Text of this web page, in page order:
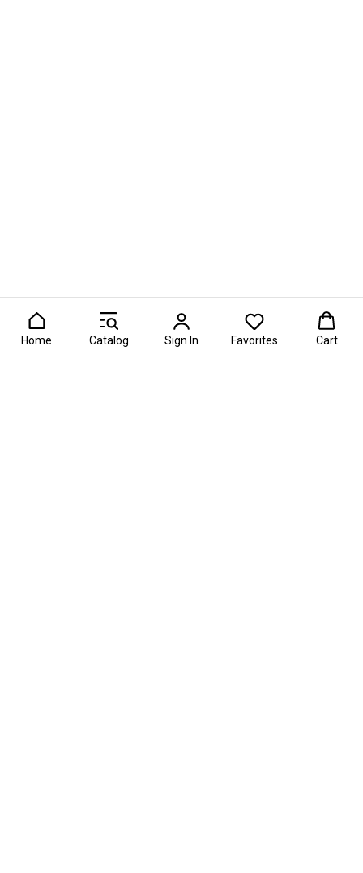
Home Catalog Sign In Favorites Cart